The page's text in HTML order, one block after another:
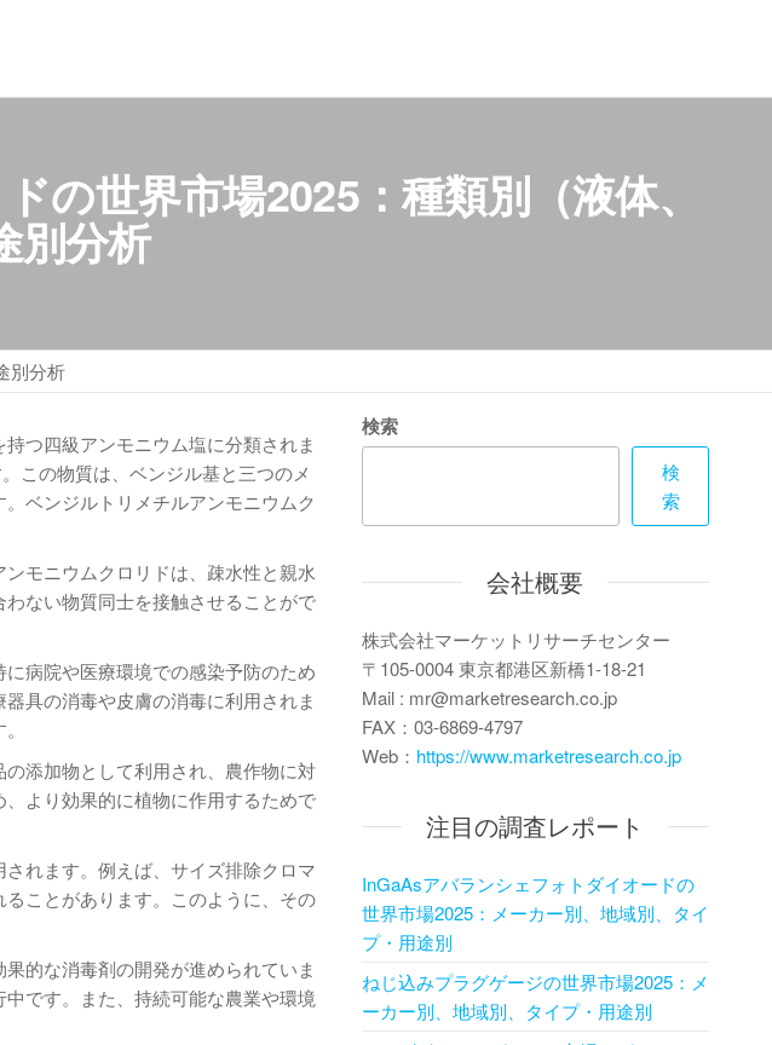
世界市場2025：種類別（液体、
別分析
別分析
つ四級アンモニウム塩に分類されま
この物質は、ベンジル基と三つのメ
ベンジルトリメチルアンモニウムク
モニウムクロリドは、疎水性と親水
ない物質同士を接触させることがで
病院や医療環境での感染予防のため
具の消毒や皮膚の消毒に利用されま
添加物として利用され、農作物に対
より効果的に植物に作用するためで
れます。例えば、サイズ排除クロマ
ことがあります。このように、その
的な消毒剤の開発が進められていま
です。また、持続可能な農業や環境
検索
検
索
会社概要
株式会社マーケットリサーチセンター
〒105-0004 東京都港区新橋1-18-21
Mail : mr@marketresearch.co.jp
FAX：03-6869-4797
Web： https://www.marketresearch.co.jp
注目の調査レポート
InGaAsアバランシェフォトダイオードの
世界市場2025：メーカー別、地域別、タイ
プ・用途別
ねじ込みプラグゲージの世界市場2025：メ
ーカー別、地域別、タイプ・用途別